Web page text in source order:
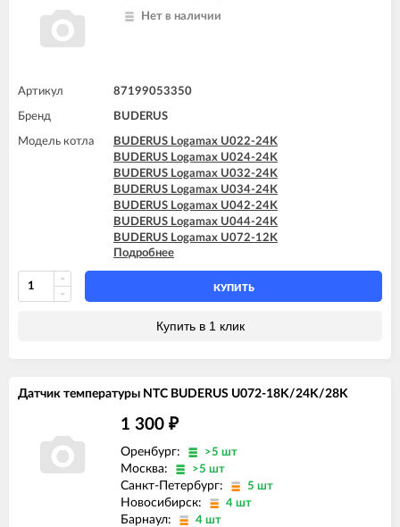
Нет в наличии
Артикул 87199053350
Бренд BUDERUS
Модель котла
BUDERUS Logamax U022-24K
BUDERUS Logamax U024-24K
BUDERUS Logamax U032-24K
BUDERUS Logamax U034-24K
BUDERUS Logamax U042-24K
BUDERUS Logamax U044-24K
BUDERUS Logamax U072-12K
BUDERUS Logamax U072-18
BUDERUS Logamax U072-18K
BUDERUS Logamax U072-24
BUDERUS Logamax U072-24K
BUDERUS Logamax U072-28K
Подробнее
КУПИТЬ
Купить в 1 клик
Датчик температуры NTC BUDERUS U072-18K/24K/28K
1 300 ₽
Оренбург: >5 шт
Москва: >5 шт
Санкт-Петербург: 5 шт
Новосибирск: 4 шт
Барнаул: 4 шт